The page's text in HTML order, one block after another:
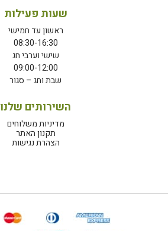
שעות פעילות
ראשון עד חמישי
08:30-16:30
שישי וערבי חג
09:00-12:00
שבת וחג – סגור
השירותים שלנו
מדיניות משלוחים
תקנון האתר
הצהרת נגישות